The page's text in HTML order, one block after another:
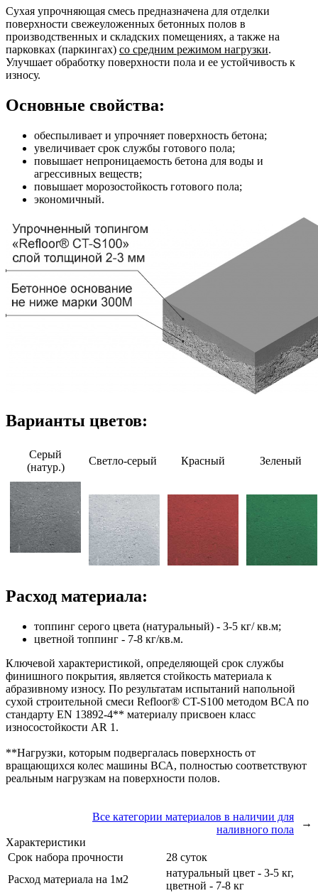
Сухая упрочняющая смесь предназначена для отделки
поверхности свежеуложенных бетонных полов в
производственных и складских помещениях, а также на
парковках (паркингах) со средним режимом нагрузки.
Улучшает обработку поверхности пола и ее устойчивость к
износу.
Основные свойства:
обеспыливает и упрочняет поверхность бетона;
увеличивает срок службы готового пола;
повышает непроницаемость бетона для воды и
агрессивных веществ;
повышает морозостойкость готового пола;
экономичный.
Варианты цветов:
Серый
(натур.)
Светло-серый Красный Зеленый
Расход материала:
топпинг серого цвета (натуральный) - 3-5 кг/ кв.м;
цветной топпинг - 7-8 кг/кв.м.
Ключевой характеристикой, определяющей срок службы
финишного покрытия, является стойкость материала к
абразивному износу. По результатам испытаний напольной
сухой строительной смеси Refloor® CT-S100 методом BCA по
стандарту EN 13892-4** материалу присвоен класс
износостойкости AR 1.
**Нагрузки, которым подвергалась поверхность от
вращающихся колес машины ВСА, полностью соответствуют
реальным нагрузкам на поверхности полов.
Все категории материалов в наличии для
наливного пола
→
Характеристики
Срок набора прочности
28 суток
Расход материала на 1м2
натуральный цвет - 3-5 кг,
цветной - 7-8 кг